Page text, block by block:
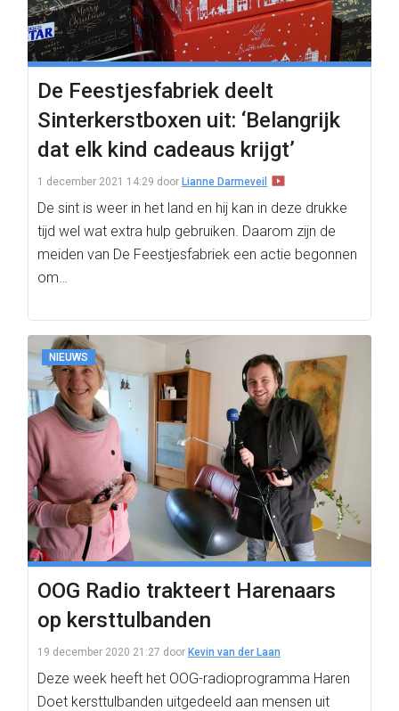
De Feestjesfabriek deelt
Sinterkerstboxen uit: ‘Belangrijk
dat elk kind cadeaus krijgt’
1 december 2021 14:29 door Lianne Darmeveil
De sint is weer in het land en hij kan in deze drukke
tijd wel wat extra hulp gebruiken. Daarom zijn de
meiden van De Feestjesfabriek een actie begonnen
om…
NIEUWS
OOG Radio trakteert Harenaars
op kersttulbanden
19 december 2020 21:27 door Kevin van der Laan
Deze week heeft het OOG-radioprogramma Haren
Doet kersttulbanden uitgedeeld aan mensen uit